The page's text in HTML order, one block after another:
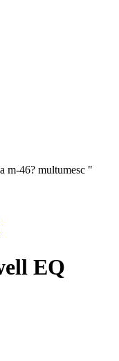
m-46? multumesc "
EQ